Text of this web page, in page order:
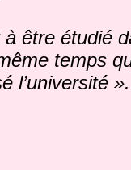
être étudié
temps
l’université ».